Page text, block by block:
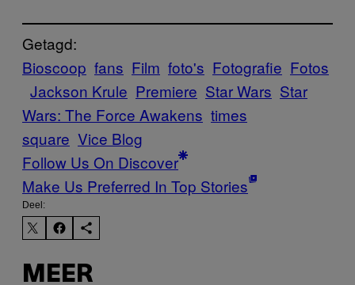
Getagd:
Bioscoop fans Film foto's Fotografie Fotos
Jackson Krule Premiere Star Wars Star
Wars: The Force Awakens times
square Vice Blog
Follow Us On Discover
Make Us Preferred In Top Stories
Deel:
MEER